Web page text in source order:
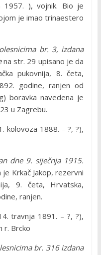
1957. ), vojnik. Bio je
je imao trinaestero
br. 3, izdana
na str. 29 upisano je da
pukovnija, 8. četa,
godine, ranjen od
boravka navedena je
u Zagrebu.
kolovoza 1888. – ?, ?),
dne 9. siječnja 1915.
Krkač Jakop, rezervni
9. četa, Hrvatska,
ranjen.
travnja 1891. – ?, ?),
r. Brcko
br. 316 izdana